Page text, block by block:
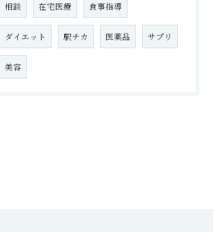
相談 在宅医療 食事指導
ダイエット 駅チカ 医薬品 サプリ
美容